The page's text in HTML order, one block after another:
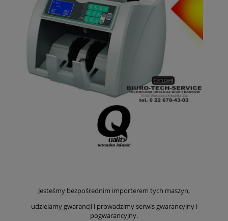
Jesteśmy bezpośrednim importerem tych maszyn,
udzielamy gwarancji i prowadzimy serwis gwarancyjny i
pogwarancyjny.